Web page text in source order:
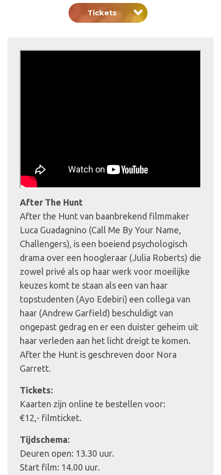
Tickets
After The Hunt
After the Hunt van baanbrekend filmmaker
Luca Guadagnino (Call Me By Your Name,
Challengers), is een boeiend psychologisch
drama over een hoogleraar (Julia Roberts) die
zowel privé als op haar werk voor moeilijke
keuzes komt te staan als een van haar
topstudenten (Ayo Edebiri) een collega van
haar (Andrew Garfield) beschuldigt van
ongepast gedrag en er een duister geheim uit
haar verleden aan het licht dreigt te komen.
After the Hunt is geschreven door Nora
Garrett.
Tickets:
Kaarten zijn online te bestellen voor:
€12,- filmticket.
Tijdschema:
Deuren open: 13.30 uur.
Start film: 14.00 uur.